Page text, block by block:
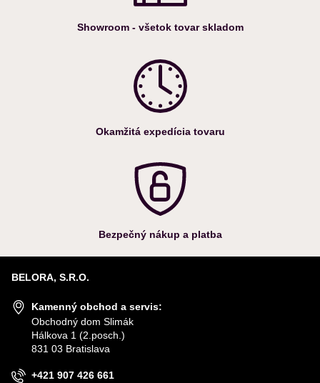
Showroom - všetok tovar skladom
Okamžitá expedícia tovaru
Bezpečný nákup a platba
BELORA, S.R.O.
Kamenný obchod a servis:
Obchodný dom Slimák
Hálkova 1 (2.posch.)
831 03 Bratislava
+421 907 426 661